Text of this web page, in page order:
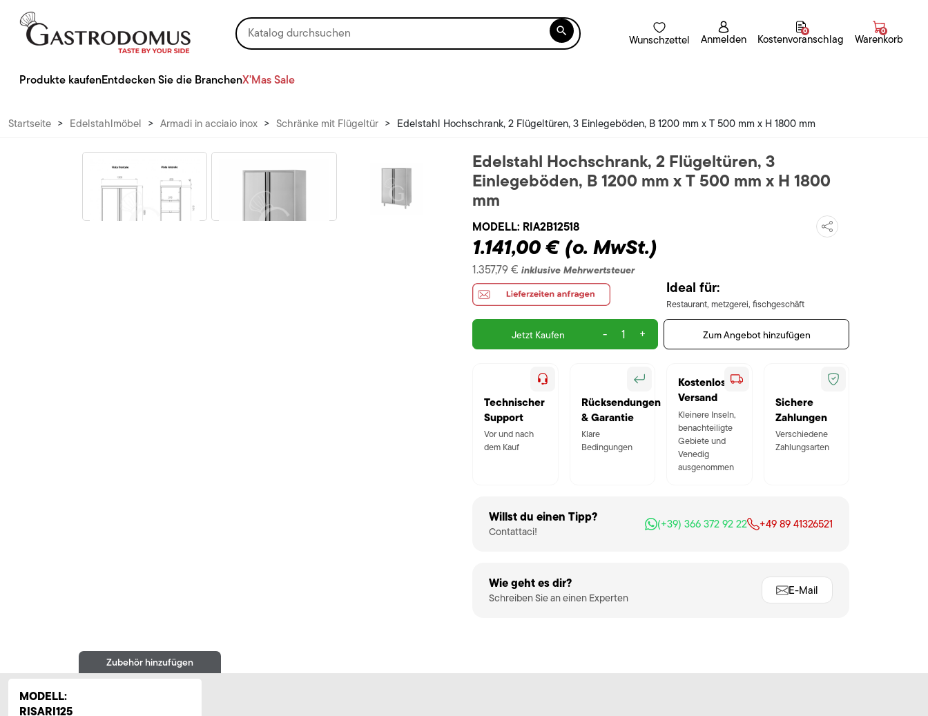

Wunschzettel Anmelden Kostenvoranschlag
0
Warenkorb
0
Produkte kaufenEntdecken Sie die BranchenX'Mas Sale
Startseite > Edelstahlmöbel > Armadi in acciaio inox > Schränke mit Flügeltür > Edelstahl Hochschrank, 2 Flügeltüren, 3 Einlegeböden, B 1200 mm x T 500 mm x H 1800 mm
Edelstahl Hochschrank, 2 Flügeltüren, 3
Einlegeböden, B 1200 mm x T 500 mm x H 1800
mm
MODELL: RIA2B12518
1.141,00 € (o. MwSt.)
1.357,79 € inklusive Mehrwertsteuer
Ideal für:
Restaurant, metzgerei, fischgeschäft
Jetzt Kaufen - + Zum Angebot hinzufügen
Technischer
Support
Vor und nach
dem Kauf
Rücksendungen
& Garantie
Klare
Bedingungen
Kostenloser
Versand
Kleinere Inseln,
benachteiligte
Gebiete und
Venedig
ausgenommen
Sichere
Zahlungen
Verschiedene
Zahlungsarten
Willst du einen Tipp?
Contattaci!
(+39) 366 372 92 22 +49 89 41326521
Wie geht es dir?
Schreiben Sie an einen Experten
E-Mail
Zubehör hinzufügen
MODELL:
RISARI125